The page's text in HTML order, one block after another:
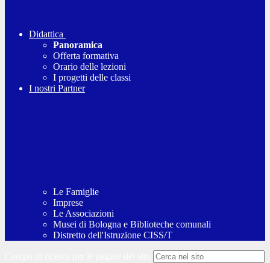
Didattica
Panoramica
Offerta formativa
Orario delle lezioni
I progetti delle classi
I nostri Partner
Le Famiglie
Imprese
Le Associazioni
Musei di Bologna e Biblioteche comunali
Distretto dell'Istruzione CISS/T